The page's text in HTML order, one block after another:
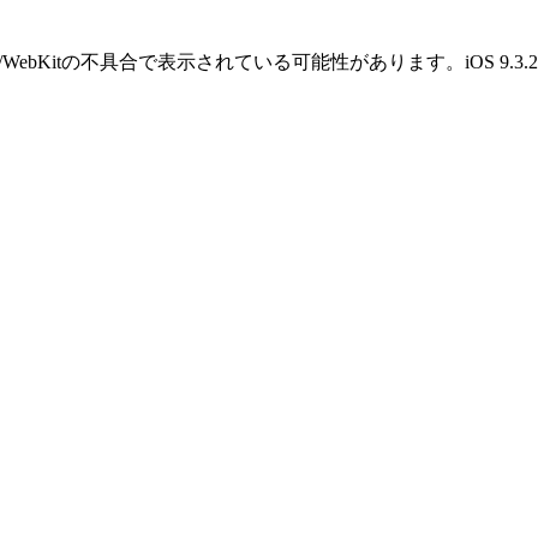
の不具合で表示されている可能性があります。iOS